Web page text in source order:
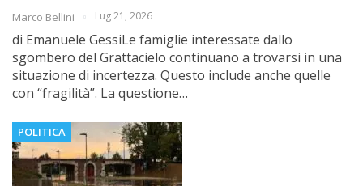
Marco Bellini Lug 21, 2026
di Emanuele GessiLe famiglie interessate dallo
sgombero del Grattacielo continuano a trovarsi in una
situazione di incertezza. Questo include anche quelle
con “fragilità”. La questione…
POLITICA